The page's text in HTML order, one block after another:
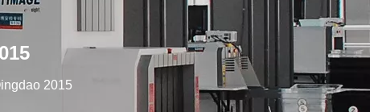
2015